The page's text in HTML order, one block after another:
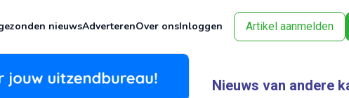
nieuwsAdverterenOver onsInloggen Artikel aanmelden
Nieuws van andere